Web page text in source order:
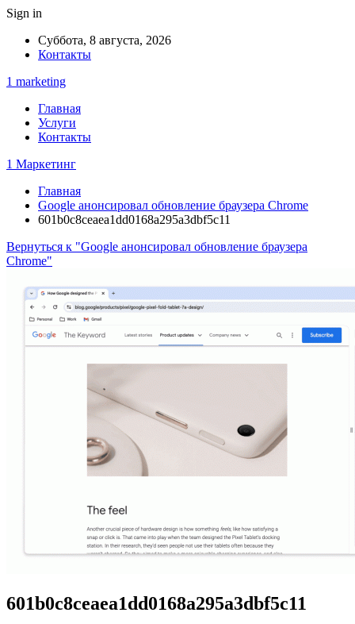
Sign in
Суббота, 8 августа, 2026
Контакты
1 marketing
Главная
Услуги
Контакты
1 Маркетинг
Главная
Google анонсировал обновление браузера Chrome
601b0c8ceaea1dd0168a295a3dbf5c11
Вернуться к "Google анонсировал обновление браузера
Chrome"
601b0c8ceaea1dd0168a295a3dbf5c11